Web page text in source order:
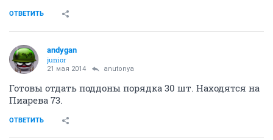
ОТВЕТИТЬ
andygan
junior
21 мая 2014 anutonya
Готовы отдать поддоны порядка 30 шт. Находятся на
Пиарева 73.
ОТВЕТИТЬ